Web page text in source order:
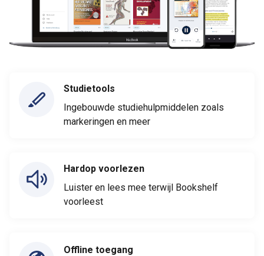
Studietools
Ingebouwde studiehulpmiddelen zoals
markeringen en meer
Hardop voorlezen
Luister en lees mee terwijl Bookshelf
voorleest
Offline toegang